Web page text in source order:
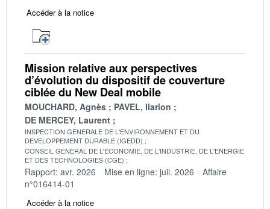
Accéder à la notice
Mission relative aux perspectives
d’évolution du dispositif de couverture
ciblée du New Deal mobile
MOUCHARD, Agnès
PAVEL, Ilarion
DE MERCEY, Laurent
INSPECTION GENERALE DE L'ENVIRONNEMENT ET DU
DEVELOPPEMENT DURABLE (IGEDD)
CONSEIL GENERAL DE L'ECONOMIE, DE L'INDUSTRIE, DE L'ENERGIE
ET DES TECHNOLOGIES (CGE)
Rapport: avr. 2026 Mise en ligne: juil. 2026
Affaire
n°016414-01
Accéder à la notice